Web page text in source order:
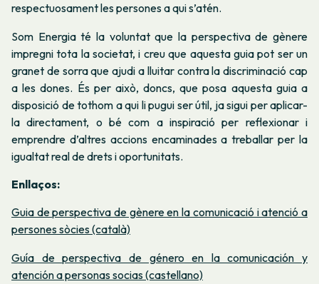
respectuosament les persones a qui s’atén.
Som Energia té la voluntat que la perspectiva de gènere
impregni tota la societat, i creu que aquesta guia pot ser un
granet de sorra que ajudi a lluitar contra la discriminació cap
a les dones. És per això, doncs, que posa aquesta guia a
disposició de tothom a qui li pugui ser útil, ja sigui per aplicar-
la directament, o bé com a inspiració per reflexionar i
emprendre d’altres accions encaminades a treballar per la
igualtat real de drets i oportunitats.
Enllaços:
Guia de perspectiva de gènere en la comunicació i atenció a
persones sòcies (català)
Guía de perspectiva de género en la comunicación y
atención a personas socias (castellano)